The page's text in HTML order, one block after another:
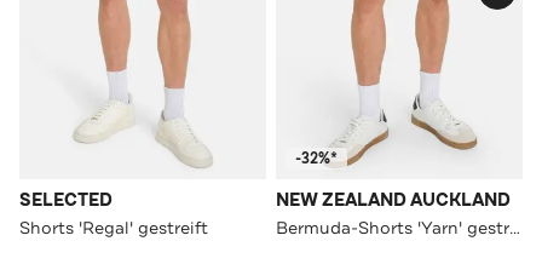
SELECTED
Shorts 'Regal' gestreift
-32%*
NEW ZEALAND AUCKLAND
Bermuda-Shorts 'Yarn' gestreift